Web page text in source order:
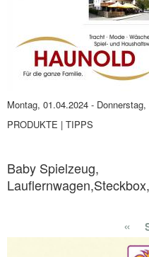
Montag, 01.04.2024 -
PRODUKTE | TIPPS
Baby Spielzeug,
«